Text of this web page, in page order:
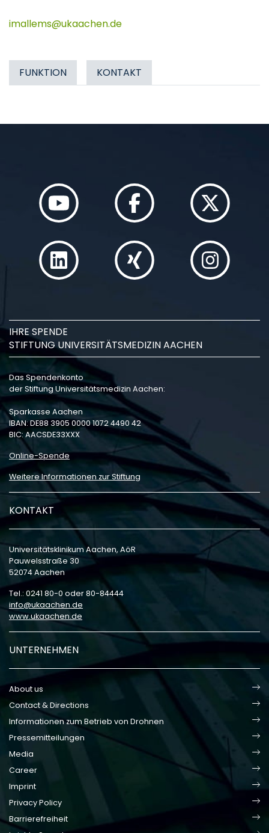
imallems ukaachende
FUNKTION KONTAKT
IHRE SPENDE
STIFTUNG UNIVERSITÄTSMEDIZIN AACHEN
Das Spendenkonto
der Stiftung Universitätsmedizin Aachen:
Sparkasse Aachen
IBAN: DE88 3905 0000 1072 4490 42
BIC: AACSDE33XXX
Online-Spende
Weitere Informationen zur Stiftung
KONTAKT
Universitätsklinikum Aachen, AöR
Pauwelsstraße 30
52074 Aachen
Tel.: 0241 80-0 oder 80-84444
info
ukaachen de
www.ukaachen.de
UNTERNEHMEN
About us
Contact & Directions
Informationen zum Betrieb von Drohnen
Pressemitteilungen
Media
Career
Imprint
Privacy Policy
Barrierefreiheit